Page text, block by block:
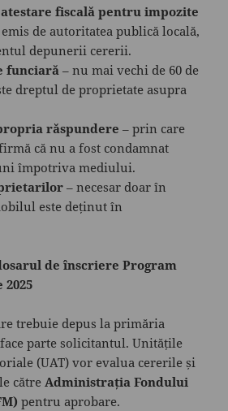
fiscală pentru impozite
de autoritatea publică locală,
depunerii cererii.
funciară – nu mai vechi de 60 de
dreptul de proprietate asupra
răspundere – prin care
că nu a fost condamnat
împotriva mediului.
– necesar doar în
este deținut în
de înscriere Program
trebuie depus la primăria
parte solicitantul. Unitățile
(UAT) vor evalua cererile și
cătreAdministrația Fondului
pentru aprobare.